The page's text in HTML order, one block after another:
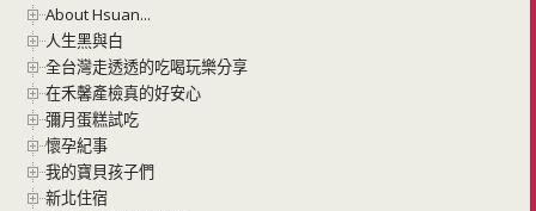
About Hsuan...
人生黑與白
全台灣走透透的吃喝玩樂分享
在禾馨產檢真的好安心
彌月蛋糕試吃
懷孕紀事
我的寶貝孩子們
新北住宿